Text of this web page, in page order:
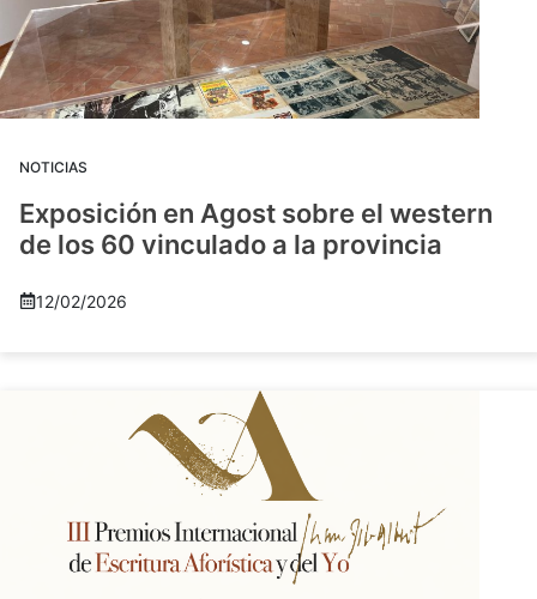
NOTICIAS
Exposición en Agost sobre el western
de los 60 vinculado a la provincia
12/02/2026